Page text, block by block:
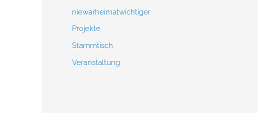
niewarheimatwichtiger
Projekte
Stammtisch
Veranstaltung